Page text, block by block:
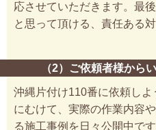
応させていただきます。最
と思って頂ける、責任ある
（2）ご依頼者様から
沖縄片付け110番に依頼し
にむけて、実際の作業内容
る施工事例を日々公開中で